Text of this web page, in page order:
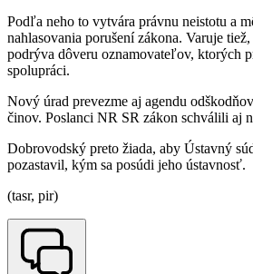
Podľa neho to vytvára právnu neistotu a
nahlasovania porušení zákona. Varuje
podrýva dôveru oznamovateľov, ktorých
spolupráci.
Nový úrad prevezme aj agendu
činov. Poslanci NR SR zákon schválili aj
Dobrovodský preto žiada, aby Ústavný
pozastavil, kým sa posúdi jeho ústavnosť.
(tasr, pir)